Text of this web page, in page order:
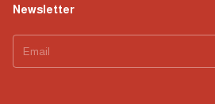
Newsletter